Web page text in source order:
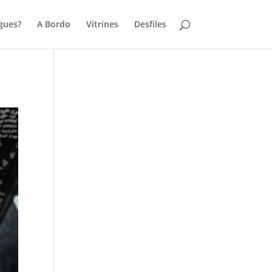
A Bordo Vitrines Desfiles